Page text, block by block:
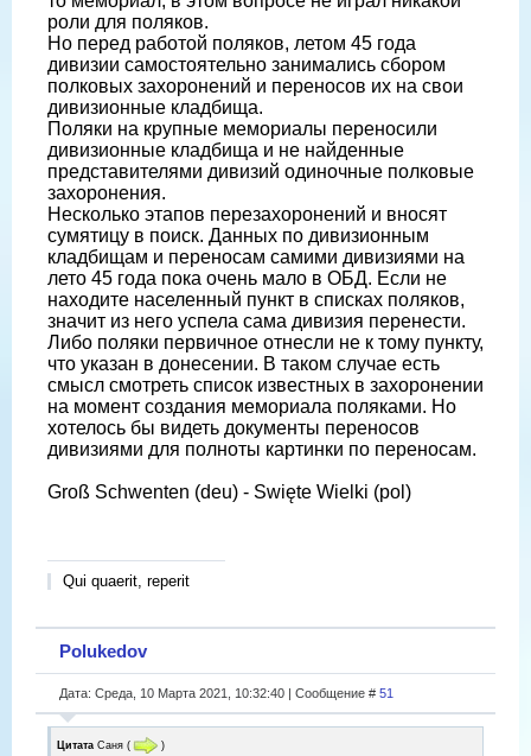
роли для поляков.
Но перед работой поляков, летом 45 года
дивизии самостоятельно занимались сбором
полковых захоронений и переносов их на свои
дивизионные кладбища.
Поляки на крупные мемориалы переносили
дивизионные кладбища и не найденные
представителями дивизий одиночные полковые
захоронения.
Несколько этапов перезахоронений и вносят
сумятицу в поиск. Данных по дивизионным
кладбищам и переносам самими дивизиями на
лето 45 года пока очень мало в ОБД. Если не
находите населенный пункт в списках поляков,
значит из него успела сама дивизия перенести.
Либо поляки первичное отнесли не к тому пункту,
что указан в донесении. В таком случае есть
смысл смотреть список известных в захоронении
на момент создания мемориала поляками. Но
хотелось бы видеть документы переносов
дивизиями для полноты картинки по переносам.
Groß Schwenten (deu) - Swięte Wielki (pol)
Qui quaerit, reperit
Polukedov
Дата: Среда, 10 Марта 2021, 10:32:40 | Сообщение # 51
Цитата Саня ( )